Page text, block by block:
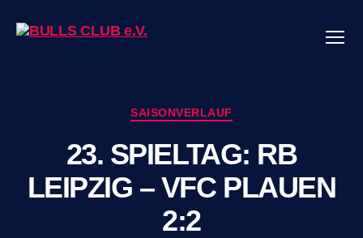
Kategorien
SAISONVERLAUF
23. SPIELTAG: RB
LEIPZIG – VFC PLAUEN
2:2